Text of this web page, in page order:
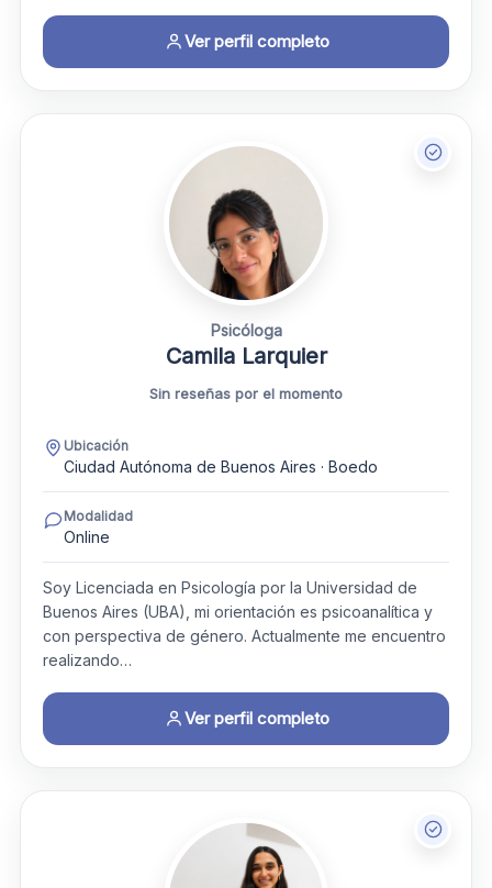
Ver perfil completo
Psicóloga
Camila Larquier
Sin reseñas por el momento
Ubicación
Ciudad Autónoma de Buenos Aires · Boedo
Modalidad
Online
Soy Licenciada en Psicología por la Universidad de
Buenos Aires (UBA), mi orientación es psicoanalítica y
con perspectiva de género. Actualmente me encuentro
realizando…
Ver perfil completo